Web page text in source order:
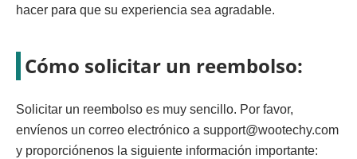
hacer para que su experiencia sea agradable.
Cómo solicitar un reembolso:
Solicitar un reembolso es muy sencillo. Por favor,
envíenos un correo electrónico a support@wootechy.com
y proporciónenos la siguiente información importante: